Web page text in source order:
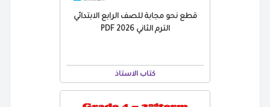
قطع نحو مجابة للصف الرابع الابتدائي
الترم الثاني 2026 PDF
كتاب الاستاذ